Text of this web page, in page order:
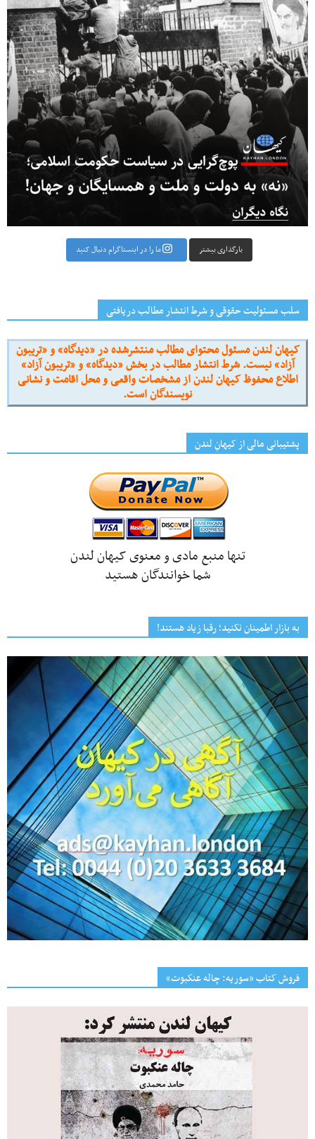
بارگذاری بیشتر ما را در اینستاگرام دنبال کنید
سلب مسئولیت حقوقی و شرط انتشار مطالب دریافتی
کیهان لندن مسئول محتوای مطالب منتشرشده در «دیدگاه» و «تریبون
آزاد» نیست. شرط انتشار مطالب در بخش «دیدگاه» و «تریبون آزاد»
اطلاع محفوظ کیهان لندن از مشخصات واقعی و محل اقامت و نشانی
نویسندگان است.
پشتیبانی مالی از کیهانِ لندن
تنها منبع مادی و معنوی کیهان لندن
شما خوانندگان هستید
به بازار اطمینان نکنید؛ رقبا زیاد هستند!
فروش کتاب «سوریه: چاله عنکبوت»